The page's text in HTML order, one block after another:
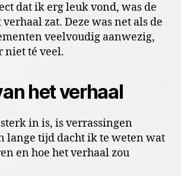
dat ik erg leuk vond, was de
zat. Deze was net als de
veelvoudig aanwezig,
niet té veel.
het verhaal
in is, is verrassingen
lange tijd dacht ik te weten wat
en hoe het verhaal zou